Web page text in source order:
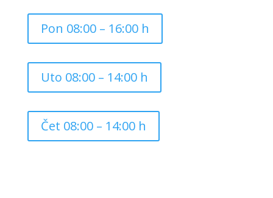
Pon 08:00 – 16:00 h
Uto 08:00 – 14:00 h
Čet 08:00 – 14:00 h